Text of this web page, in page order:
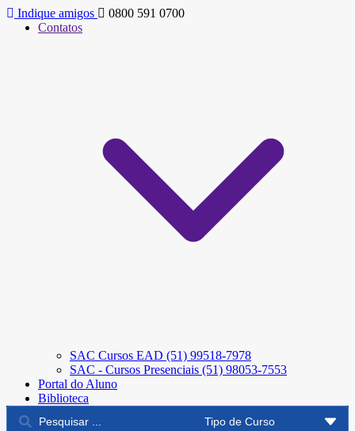
Indique amigos
0800 591 0700
Contatos
SAC Cursos EAD (51) 99518-7978
SAC - Cursos Presenciais (51) 98053-7553
Portal do Aluno
Biblioteca